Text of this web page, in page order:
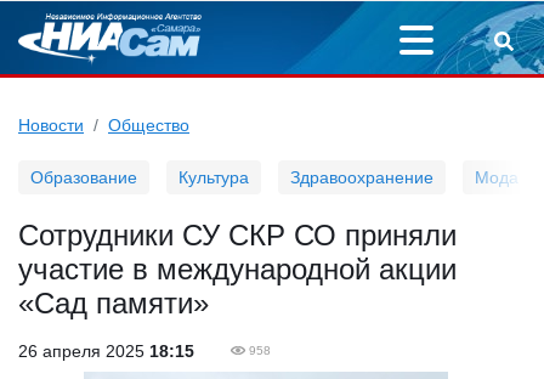
Новости Общество
Образование Культура Здравоохранение Мода
Сотрудники СУ СКР СО приняли
участие в международной акции
«Сад памяти»
26 апреля 2025 18:15 958